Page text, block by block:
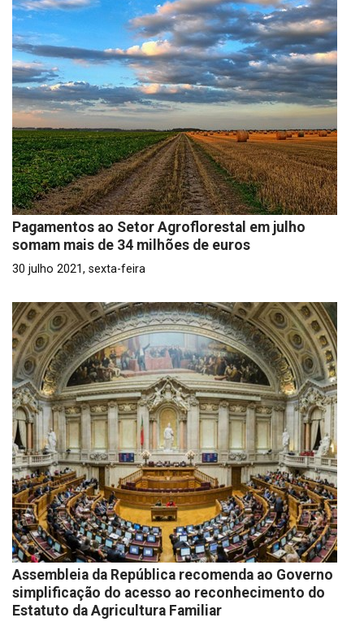
Pagamentos ao Setor Agroflorestal em julho
somam mais de 34 milhões de euros
30 julho 2021, sexta-feira
Assembleia da República recomenda ao Governo
simplificação do acesso ao reconhecimento do
Estatuto da Agricultura Familiar